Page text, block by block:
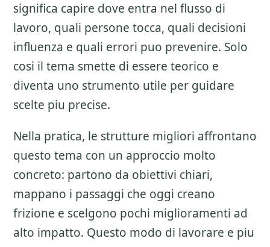
significa capire dove entra nel flusso di
lavoro, quali persone tocca, quali decisioni
influenza e quali errori puo prevenire. Solo
cosi il tema smette di essere teorico e
diventa uno strumento utile per guidare
scelte piu precise.
Nella pratica, le strutture migliori affrontano
questo tema con un approccio molto
concreto: partono da obiettivi chiari,
mappano i passaggi che oggi creano
frizione e scelgono pochi miglioramenti ad
alto impatto. Questo modo di lavorare e piu